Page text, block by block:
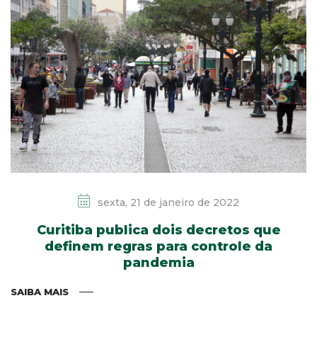
sexta, 21 de janeiro de 2022
Curitiba publica dois decretos que
definem regras para controle da
pandemia
SAIBA MAIS